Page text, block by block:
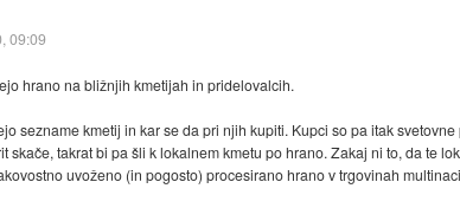
09:09
hrano na bližnjih kmetijah in pridelovalcih.
sezname kmetij in kar se da pri njih kupiti. Kupci so pa itak
skače, takrat bi pa šli k lokalnem kmetu po hrano. Zakaj ni to, da te
uvoženo (in pogosto) procesirano hrano v trgovinah